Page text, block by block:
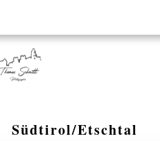
Südtirol/Etschtal